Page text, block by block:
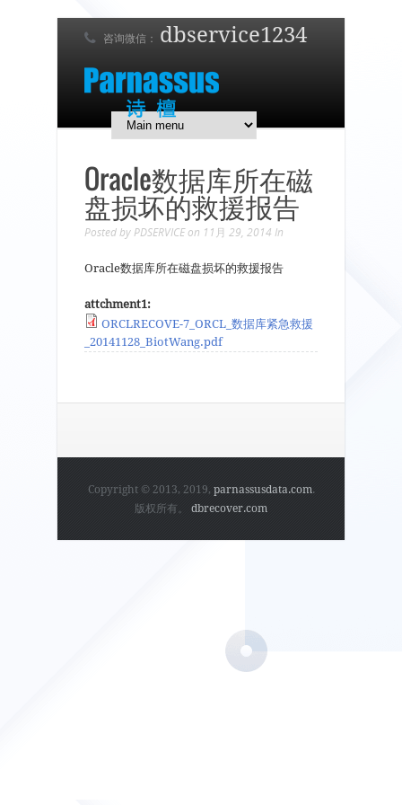
咨询微信： dbservice1234
7 x 24 在线支持！
简体中文 日本語
Oracle数据库所在磁
盘损坏的救援报告
Posted by PDSERVICE on 11月 29, 2014 In
Oracle数据库所在磁盘损坏的救援报告
attchment1:
ORCLRECOVE-7_ORCL_数据库紧急救援
_20141128_BiotWang.pdf
Copyright © 2013, 2019, parnassusdata.com.
版权所有。 dbrecover.com